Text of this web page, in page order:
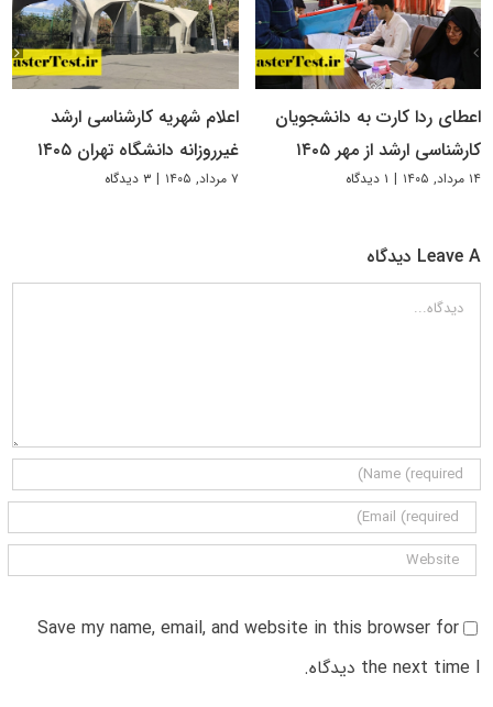
اعطای ردا کارت به دانشجویان
کارشناسی ارشد از مهر ۱۴۰۵
۱۴ مرداد, ۱۴۰۵ | ۱ دیدگاه
اعلام شهریه کارشناسی ارشد
غیرروزانه دانشگاه تهران ۱۴۰۵
۷ مرداد, ۱۴۰۵ | ۳ دیدگاه
Leave A دیدگاه
دیدگاه
Save my name, email, and website in this browser for
the next time I دیدگاه.